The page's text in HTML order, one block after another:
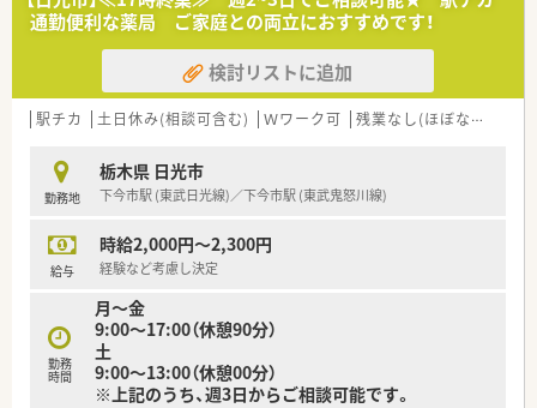
通勤便利な薬局 ご家庭との両立におすすめです！
検討リストに追加
駅チカ 土日休み(相談可含む) Ｗワーク可 残業なし(ほぼなし含む)
勤務地
栃木県 日光市
下今市駅 (東武日光線)／下今市駅 (東武鬼怒川線)
給与
時給2,000円～2,300円
経験など考慮し決定
勤務
時間
月～金
9:00～17:00（休憩90分）
土
9:00～13:00（休憩00分）
※上記のうち、週3日からご相談可能です。